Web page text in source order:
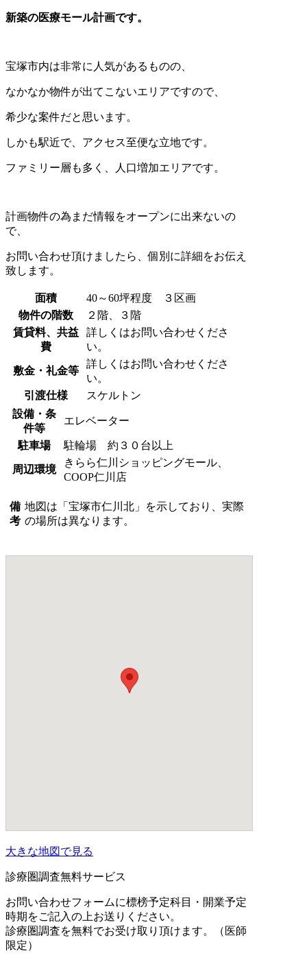
新築の医療モール計画です。
宝塚市内は非常に人気があるものの、
なかなか物件が出てこないエリアですので、
希少な案件だと思います。
しかも駅近で、アクセス至便な立地です。
ファミリー層も多く、人口増加エリアです。
計画物件の為まだ情報をオープンに出来ないの
で、
お問い合わせ頂けましたら、個別に詳細をお伝え
致します。
面積
40～60坪程度 ３区画
物件の階数
２階、３階
賃貸料、共益
費
詳しくはお問い合わせくださ
い。
敷金・礼金等
詳しくはお問い合わせくださ
い。
引渡仕様
スケルトン
設備・条
件等
エレベーター
駐車場 駐輪場 約３０台以上
周辺環境
きらら仁川ショッピングモール、
COOP仁川店
備
考
地図は「宝塚市仁川北」を示しており、実際
の場所は異なります。
大きな地図で見る
診療圏調査無料サービス
お問い合わせフォームに標榜予定科目・開業予定
時期をご記入の上お送りください。
診療圏調査を無料でお受け取り頂けます。（医師
限定）